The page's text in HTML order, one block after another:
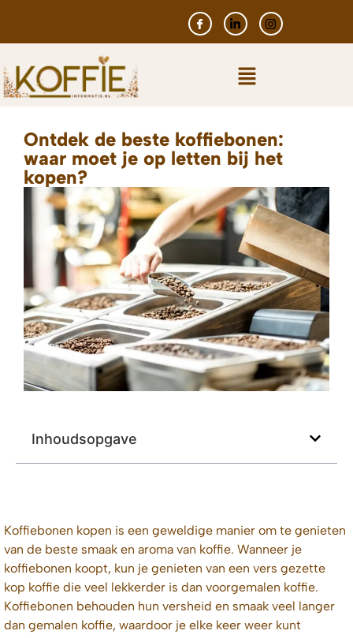
Ontdek de beste koffiebonen:
waar moet je op letten bij het
kopen?
Inhoudsopgave
Koffiebonen kopen is een geweldige manier om te genieten
van de beste smaak en aroma van koffie. Wanneer je
koffiebonen koopt, kun je genieten van een vers gezette
kop koffie die veel lekkerder is dan voorgemalen koffie.
Koffiebonen behouden hun versheid en smaak veel langer
dan gemalen koffie, waardoor je elke keer weer kunt